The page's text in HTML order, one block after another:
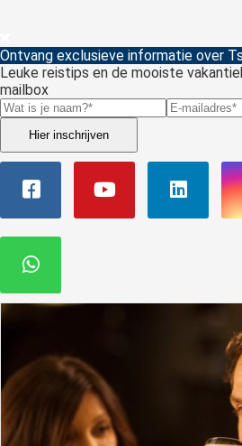
Ontvang exclusieve informatie over
Leuke reistips en de mooiste
mailbox
Hier inschrijven